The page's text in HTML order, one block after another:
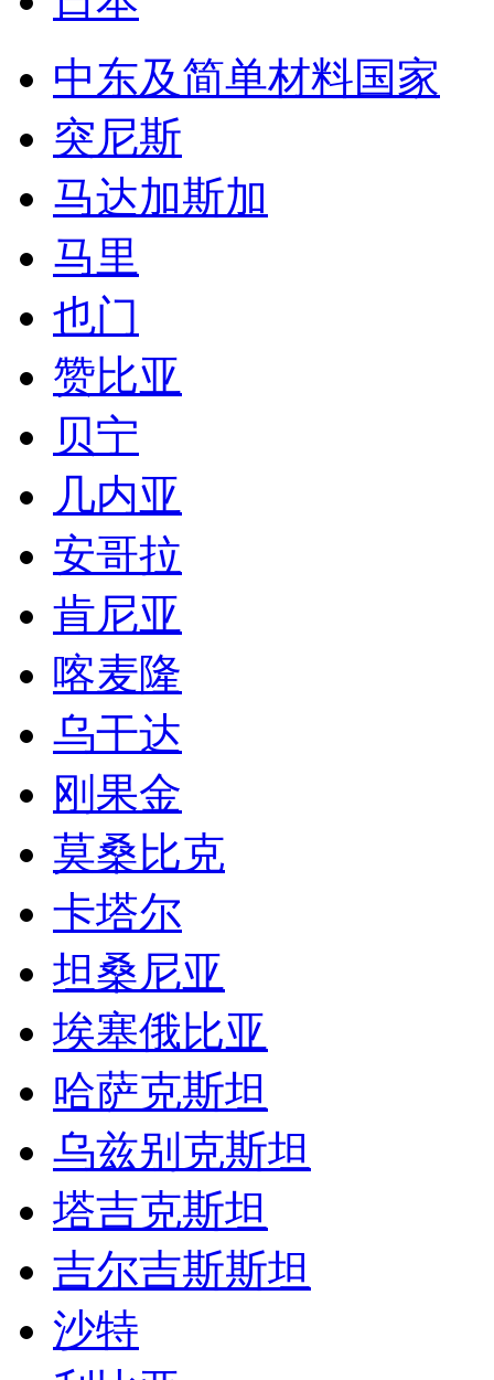
泰国
新加坡
韩国
日本
中东及简单材料国家
突尼斯
马达加斯加
马里
也门
赞比亚
贝宁
几内亚
安哥拉
肯尼亚
喀麦隆
乌干达
刚果金
莫桑比克
卡塔尔
坦桑尼亚
埃塞俄比亚
哈萨克斯坦
乌兹别克斯坦